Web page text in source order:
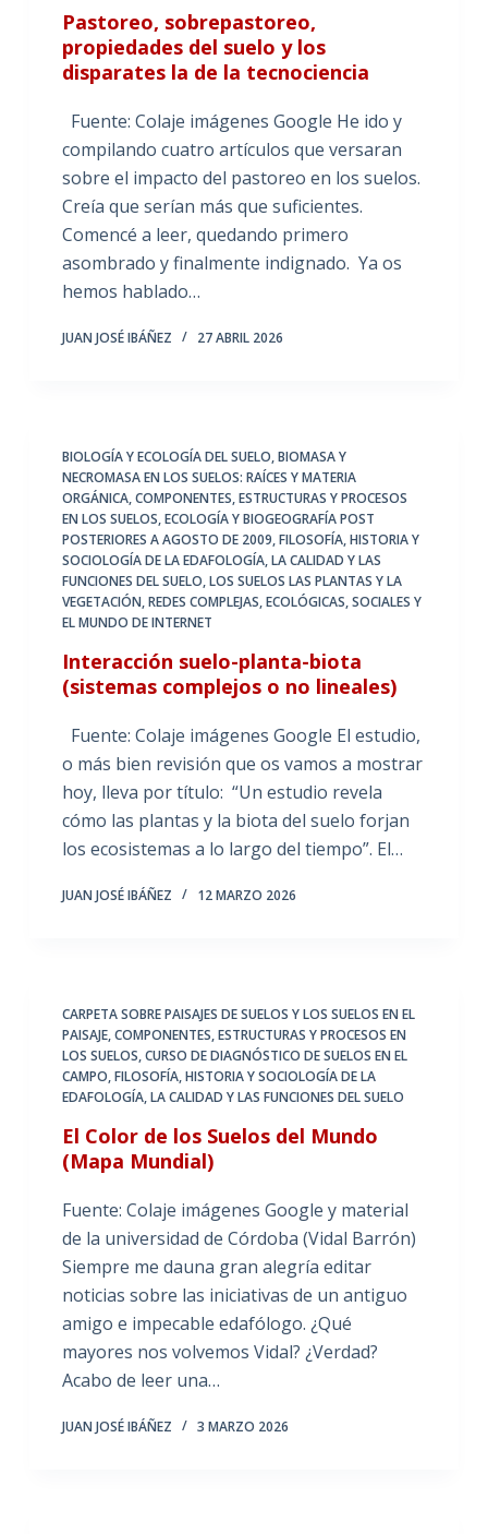
Pastoreo, sobrepastoreo,
propiedades del suelo y los
disparates la de la tecnociencia
Fuente: Colaje imágenes Google He ido y
compilando cuatro artículos que versaran
sobre el impacto del pastoreo en los suelos.
Creía que serían más que suficientes.
Comencé a leer, quedando primero
asombrado y finalmente indignado. Ya os
hemos hablado…
JUAN JOSÉ IBÁÑEZ 27 ABRIL 2026
BIOLOGÍA Y ECOLOGÍA DEL SUELO,BIOMASA Y
NECROMASA EN LOS SUELOS: RAÍCES Y MATERIA
ORGÁNICA,COMPONENTES, ESTRUCTURAS Y PROCESOS
EN LOS SUELOS,ECOLOGÍA Y BIOGEOGRAFÍA POST
POSTERIORES A AGOSTO DE 2009,FILOSOFÍA, HISTORIA Y
SOCIOLOGÍA DE LA EDAFOLOGÍA,LA CALIDAD Y LAS
FUNCIONES DEL SUELO,LOS SUELOS LAS PLANTAS Y LA
VEGETACIÓN,REDES COMPLEJAS, ECOLÓGICAS, SOCIALES Y
EL MUNDO DE INTERNET
Interacción suelo-planta-biota
(sistemas complejos o no lineales)
Fuente: Colaje imágenes Google El estudio,
o más bien revisión que os vamos a mostrar
hoy, lleva por título: “Un estudio revela
cómo las plantas y la biota del suelo forjan
los ecosistemas a lo largo del tiempo”. El…
JUAN JOSÉ IBÁÑEZ 12 MARZO 2026
CARPETA SOBRE PAISAJES DE SUELOS Y LOS SUELOS EN EL
PAISAJE,COMPONENTES, ESTRUCTURAS Y PROCESOS EN
LOS SUELOS,CURSO DE DIAGNÓSTICO DE SUELOS EN EL
CAMPO,FILOSOFÍA, HISTORIA Y SOCIOLOGÍA DE LA
EDAFOLOGÍA,LA CALIDAD Y LAS FUNCIONES DEL SUELO
El Color de los Suelos del Mundo
(Mapa Mundial)
Fuente: Colaje imágenes Google y material
de la universidad de Córdoba (Vidal Barrón)
Siempre me dauna gran alegría editar
noticias sobre las iniciativas de un antiguo
amigo e impecable edafólogo. ¿Qué
mayores nos volvemos Vidal? ¿Verdad?
Acabo de leer una…
JUAN JOSÉ IBÁÑEZ 3 MARZO 2026